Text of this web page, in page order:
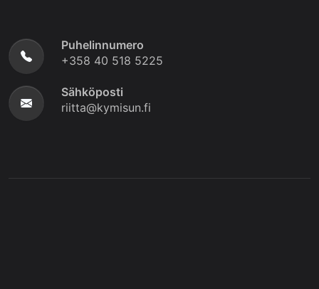
Puhelinnumero
+358 40 518 5225
Sähköposti
riitta@kymisun.fi